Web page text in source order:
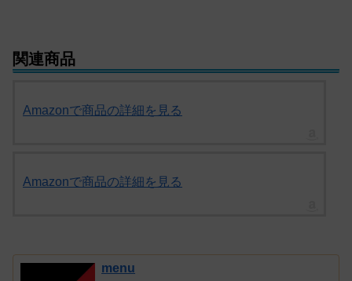
関連商品
Amazonで商品の詳細を見る
Amazonで商品の詳細を見る
menu